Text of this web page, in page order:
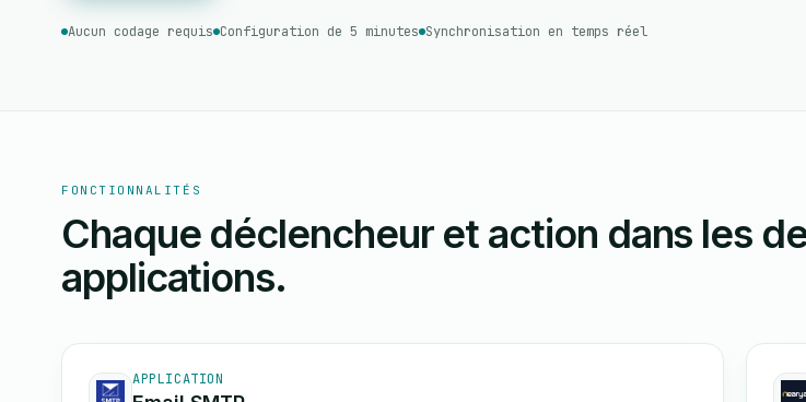
Aucun codage requis Configuration de 5 minutes Synchronisation en temps réel
FONCTIONNALITÉS
Chaque déclencheur et action dans les
applications.
APPLICATION